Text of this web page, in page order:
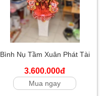
Bình Nụ Tầm Xuân Phát Tài
3.600.000đ
Mua ngay